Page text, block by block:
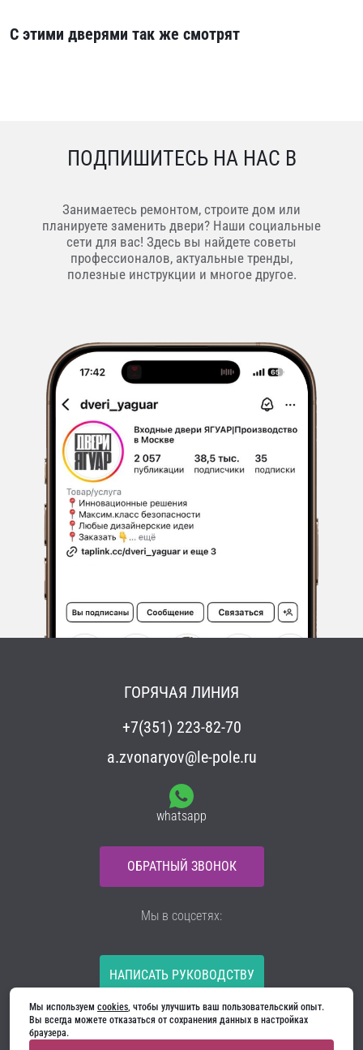
С этими дверями так же смотрят
ПОДПИШИТЕСЬ НА НАС В
Занимаетесь ремонтом, строите дом или
планируете заменить двери? Наши социальные
сети для вас! Здесь вы найдете советы
профессионалов, актуальные тренды,
полезные инструкции и многое другое.
ГОРЯЧАЯ ЛИНИЯ
+7(351) 223-82-70
a.zvonaryov@le-pole.ru
whatsapp
ОБРАТНЫЙ ЗВОНОК
НАПИСАТЬ РУКОВОДСТВУ
Все материалы на сайте принадлежат компании
ООО «Ягуар-М» — входные и межкомнатные двери
Мы в соцсетях:
Мы используем cookies, чтобы улучшить ваш пользовательский опыт.
Вы всегда можете отказаться от сохранения данных в настройках
браузера.